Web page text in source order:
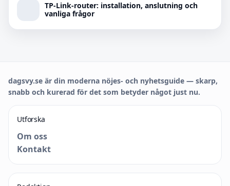
TP-Link-router: installation, anslutning och
vanliga frågor
dagsvy.se är din moderna nöjes- och nyhetsguide — skarp,
snabb och kurerad för det som betyder något just nu.
Utforska
Om oss
Kontakt